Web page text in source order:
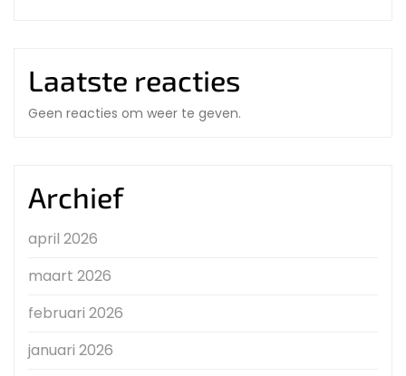
Laatste reacties
Geen reacties om weer te geven.
Archief
april 2026
maart 2026
februari 2026
januari 2026